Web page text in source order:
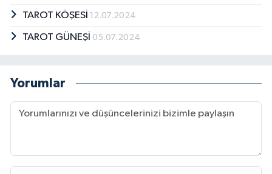
TAROT KÖŞESİ 12.07.2024
TAROT GÜNEŞİ 05.07.2024
Yorumlar